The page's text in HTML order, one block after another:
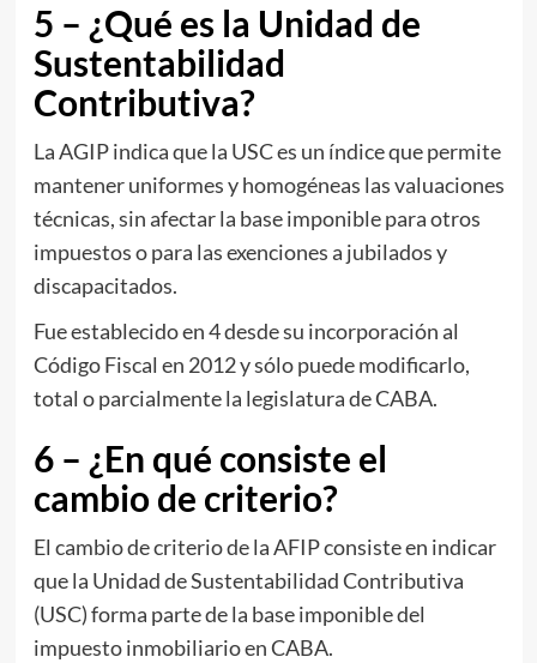
5 – ¿Qué es la Unidad de
Sustentabilidad
Contributiva?
La AGIP indica que la USC es un índice que permite
mantener uniformes y homogéneas las valuaciones
técnicas, sin afectar la base imponible para otros
impuestos o para las exenciones a jubilados y
discapacitados.
Fue establecido en 4 desde su incorporación al
Código Fiscal en 2012 y sólo puede modificarlo,
total o parcialmente la legislatura de CABA.
6 – ¿En qué consiste el
cambio de criterio?
El cambio de criterio de la AFIP consiste en indicar
que la Unidad de Sustentabilidad Contributiva
(USC) forma parte de la base imponible del
impuesto inmobiliario en CABA.